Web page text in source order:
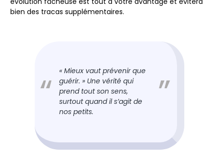
bien des tracas supplémentaires.
« Mieux vaut prévenir que
guérir. » Une vérité qui
prend tout son sens,
surtout quand il s’agit de
nos petits.